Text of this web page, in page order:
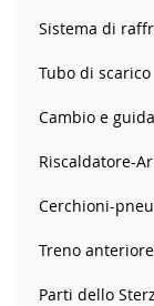
Sistema di
Tubo di scarico
Cambio e guida
Riscaldatore-
Cerchioni-
Treno anteriore
Parti dello